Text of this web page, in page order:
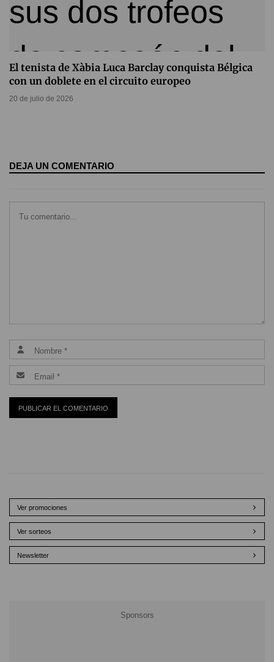
El tenista de Xàbia Luca Barclay conquista Bélgica
con un doblete en el circuito europeo
20 de julio de 2026
DEJA UN COMENTARIO
Ver promociones
Ver sorteos
Newsletter